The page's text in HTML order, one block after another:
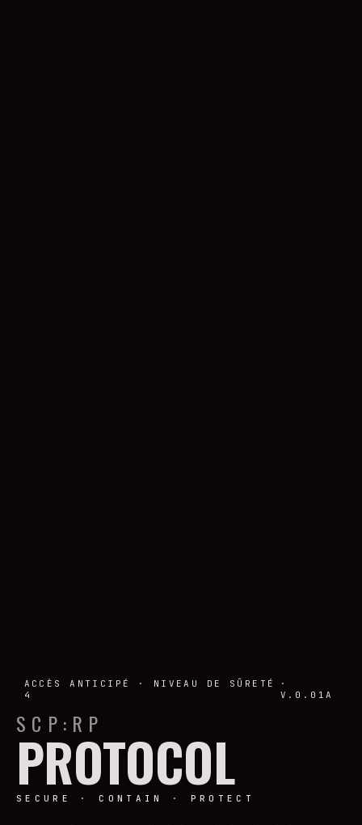
ACCÈS ANTICIPÉ · NIVEAU DE SÛRETÉ
4
·
V.0.01A
SCP:RP
PROTOCOL
SECURE · CONTAIN · PROTECT